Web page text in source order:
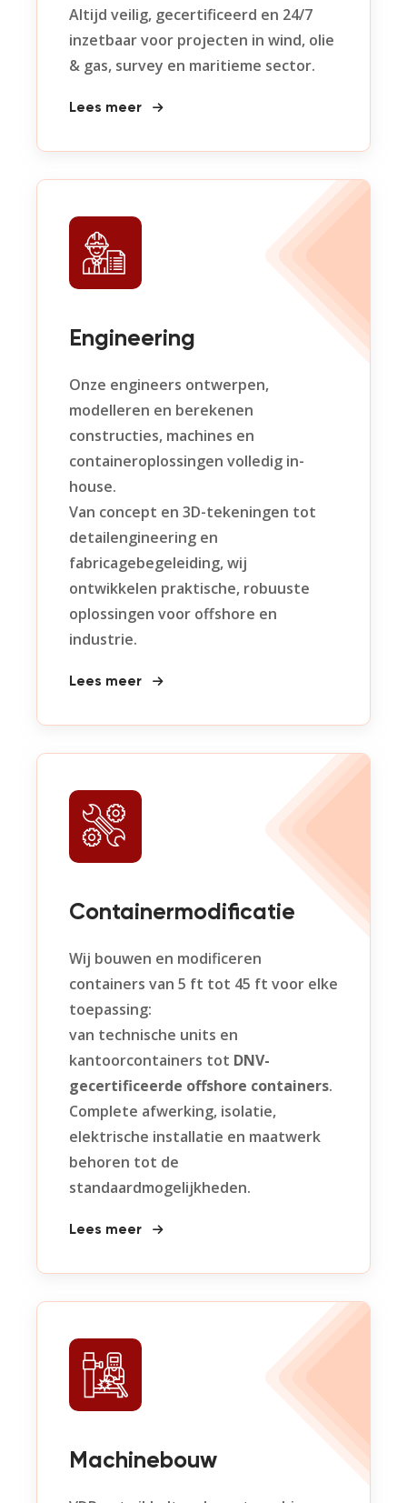
Altijd veilig, gecertificeerd en 24/7
inzetbaar voor projecten in wind, olie
& gas, survey en maritieme sector.
Lees meer
Engineering
Onze engineers ontwerpen,
modelleren en berekenen
constructies, machines en
containeroplossingen volledig in-
house.
Van concept en 3D-tekeningen tot
detailengineering en
fabricagebegeleiding, wij
ontwikkelen praktische, robuuste
oplossingen voor offshore en
industrie.
Lees meer
Containermodificatie
Wij bouwen en modificeren
containers van 5 ft tot 45 ft voor elke
toepassing:
van technische units en
kantoorcontainers tot DNV-
gecertificeerde offshore containers.
Complete afwerking, isolatie,
elektrische installatie en maatwerk
behoren tot de
standaardmogelijkheden.
Lees meer
Machinebouw